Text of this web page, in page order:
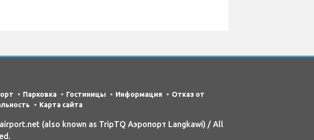
Парковка Гостиницы Информация
Отказ от
Карта сайта
(also known as TripTQ Аэропорт Langkawi) / All